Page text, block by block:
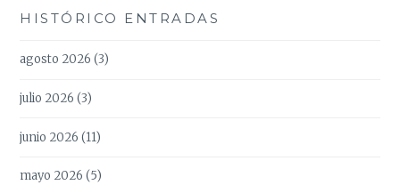
HISTÓRICO ENTRADAS
agosto 2026 (3)
julio 2026 (3)
junio 2026 (11)
mayo 2026 (5)